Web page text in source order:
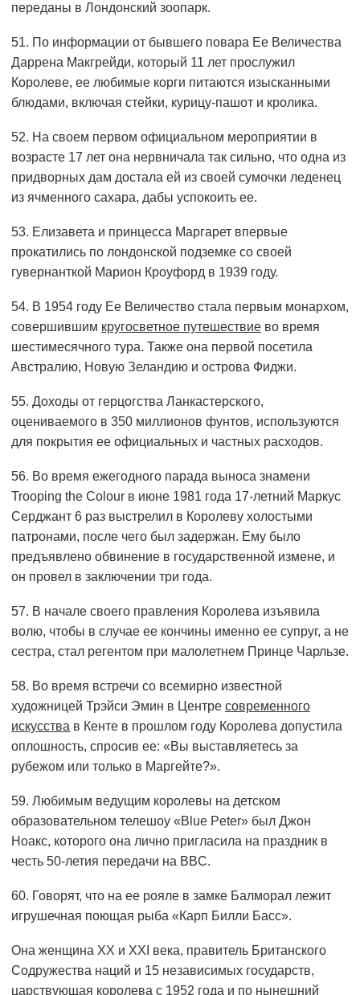
переданы в Лондонский зоопарк.
51. По информации от бывшего повара Ее Величества
Даррена Макгрейди, который 11 лет прослужил
Королеве, ее любимые корги питаются изысканными
блюдами, включая стейки, курицу-пашот и кролика.
52. На своем первом официальном мероприятии в
возрасте 17 лет она нервничала так сильно, что одна из
придворных дам достала ей из своей сумочки леденец
из ячменного сахара, дабы успокоить ее.
53. Елизавета и принцесса Маргарет впервые
прокатились по лондонской подземке со своей
гувернанткой Марион Кроуфорд в 1939 году.
54. В 1954 году Ее Величество стала первым монархом,
совершившим кругосветное путешествие во время
шестимесячного тура. Также она первой посетила
Австралию, Новую Зеландию и острова Фиджи.
55. Доходы от герцогства Ланкастерского,
оцениваемого в 350 миллионов фунтов, используются
для покрытия ее официальных и частных расходов.
56. Во время ежегодного парада выноса знамени
Trooping the Colour в июне 1981 года 17-летний Маркус
Серджант 6 раз выстрелил в Королеву холостыми
патронами, после чего был задержан. Ему было
предъявлено обвинение в государственной измене, и
он провел в заключении три года.
57. В начале своего правления Королева изъявила
волю, чтобы в случае ее кончины именно ее супруг, а не
сестра, стал регентом при малолетнем Принце Чарльзе.
58. Во время встречи со всемирно известной
художницей Трэйси Эмин в Центре современного
искусства в Кенте в прошлом году Королева допустила
оплошность, спросив ее: «Вы выставляетесь за
рубежом или только в Маргейте?».
59. Любимым ведущим королевы на детском
образовательном телешоу «Blue Peter» был Джон
Ноакс, которого она лично пригласила на праздник в
честь 50-летия передачи на BBC.
60. Говорят, что на ее рояле в замке Балморал лежит
игрушечная поющая рыба «Карп Билли Басс».
Она женщина ХХ и ХХI века, правитель Британского
Содружества наций и 15 независимых государств,
царствующая королева с 1952 года и по нынешний